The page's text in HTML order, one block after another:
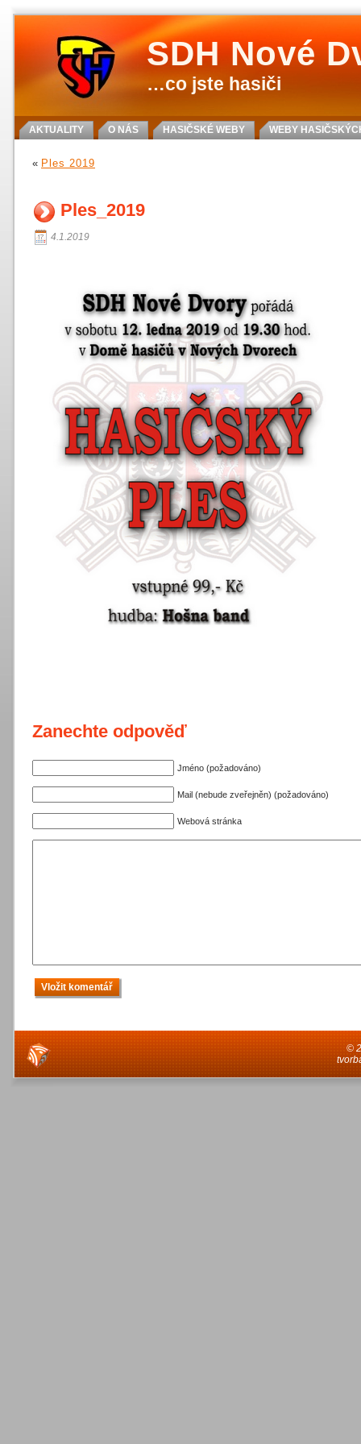
SDH Nové
…co jste hasiči
AKTUALITY O NÁS HASIČSKÉ WEBY WEBY
« Ples 2019
Ples_2019
4.1.2019
Zanechte odpověď
Jméno (požadováno)
Mail (nebude zveřejněn) (požadováno)
Webová stránka
©